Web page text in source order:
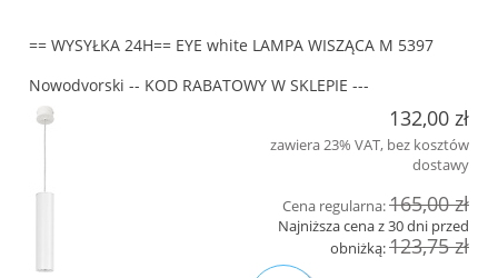
== WYSYŁKA 24H== EYE white LAMPA WISZĄCA M 5397
Nowodvorski -- KOD RABATOWY W SKLEPIE ---
132,00 zł
zawiera 23% VAT, bez kosztów
dostawy
Cena regularna:165,00 zł
Najniższa cena z 30 dni przed
obniżką:123,75 zł